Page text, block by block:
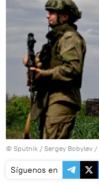
© Sputnik / Sergey Bobylev /
Síguenos en